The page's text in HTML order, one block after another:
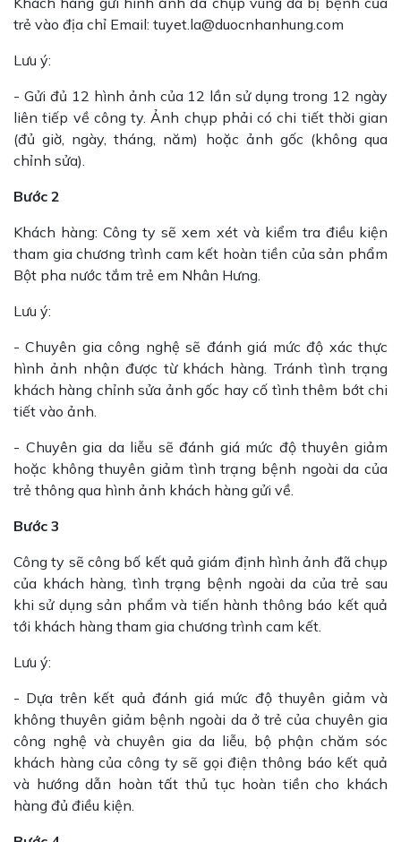
trẻ vào địa chỉ Email: tuyet.la@duocnhanhung.com
Lưu ý:
- Gửi đủ 12 hình ảnh của 12 lần sử dụng trong 12 ngày
liên tiếp về công ty. Ảnh chụp phải có chi tiết thời gian
(đủ giờ, ngày, tháng, năm) hoặc ảnh gốc (không qua
chỉnh sửa).
Bước 2
Khách hàng: Công ty sẽ xem xét và kiểm tra điều kiện
tham gia chương trình cam kết hoàn tiền của sản phẩm
Bột pha nước tắm trẻ em Nhân Hưng.
Lưu ý:
- Chuyên gia công nghệ sẽ đánh giá mức độ xác thực
hình ảnh nhận được từ khách hàng. Tránh tình trạng
khách hàng chỉnh sửa ảnh gốc hay cố tình thêm bớt chi
tiết vào ảnh.
- Chuyên gia da liễu sẽ đánh giá mức độ thuyên giảm
hoặc không thuyên giảm tình trạng bệnh ngoài da của
trẻ thông qua hình ảnh khách hàng gửi về.
Bước 3
Công ty sẽ công bố kết quả giám định hình ảnh đã chụp
của khách hàng, tình trạng bệnh ngoài da của trẻ sau
khi sử dụng sản phẩm và tiến hành thông báo kết quả
tới khách hàng tham gia chương trình cam kết.
Lưu ý:
- Dựa trên kết quả đánh giá mức độ thuyên giảm và
không thuyên giảm bệnh ngoài da ở trẻ của chuyên gia
công nghệ và chuyên gia da liễu, bộ phận chăm sóc
khách hàng của công ty sẽ gọi điện thông báo kết quả
và hướng dẫn hoàn tất thủ tục hoàn tiền cho khách
hàng đủ điều kiện.